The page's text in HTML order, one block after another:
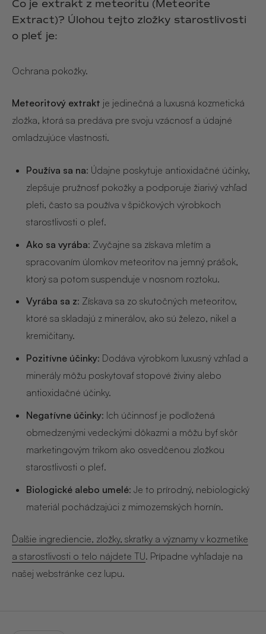
Čo je extrakt z meteoritu (Meteorite
Extract)? Úlohou tejto zložky starostlivosti
o pleť je:
Ochrana pokožky.
Meteoritový extrakt je jedinečná a luxusná kozmetická
zložka, ktorá sa predáva pre svoju vzácnosť a údajné
omladzujúce vlastnosti.
Používa sa na: Údajne poskytuje antioxidačné účinky,
zlepšuje pružnosť pokožky a podporuje žiarivý vzhľad
pleti, často sa používa v špičkových výrobkoch
starostlivosti o pleť.
Ako sa vyrába: Zvyčajne sa získava mletím a
spracovaním úlomkov meteoritov na jemný prášok,
ktorý sa potom suspenduje v nosnom roztoku.
Vyrába sa z: Získava sa zo skutočných meteoritov,
ktoré sa skladajú z minerálov, ako sú železo, nikel a
kremičitany.
Pozitívne účinky: Dodáva výrobkom luxusný vzhľad a
minerály môžu poskytovať stopové živiny alebo
antioxidačné účinky.
Negatívne účinky: Ich účinnosť je podložená
obmedzenými vedeckými dôkazmi a môžu byť skôr
marketingovým trikom ako osvedčenou zložkou
starostlivosti o pleť.
Biologické alebo umelé: Je to prírodný, nebiologický
materiál pochádzajúci z mimozemských hornín.
Ďalšie ingrediencie, zložky, skratky a významy v kozmetike
a starostlivosti o telo nájdete TU. Prípadne vyhľadaje na
našej webstránke cez lupu.
SOLEILLE
€29,90
L´AMOUR
€24,90
Candle
€24,90 €38,90
MUCUMU
€24,90 €12,90
Hair & Body Mist
Hand Cream Serum
Sety
SOLEILLE
L'AMOUR
ROUGE
CASHMERE
NOIX
ANGĒLIQUE